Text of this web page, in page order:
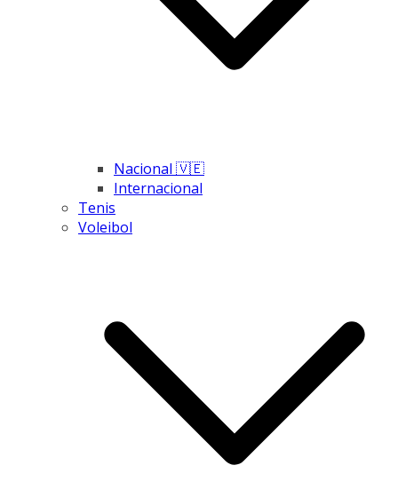
Nacional 🇻🇪
Internacional
Tenis
Voleibol